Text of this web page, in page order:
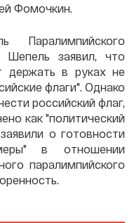
Фомочкин.
Паралимпийского
Шепель заявил, что
держать в руках не
флаги". Однако
российский флаг,
как "политический
о готовности
в отношении
паралимпийского